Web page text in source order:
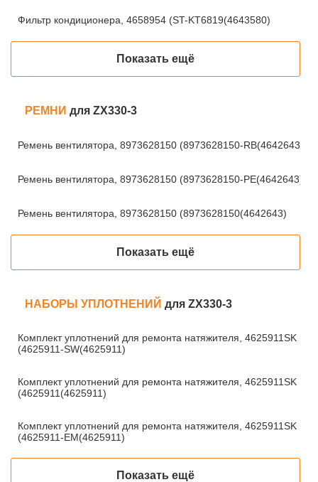
Фильтр кондиционера, 4658954 (ST-KT6819(4643580)
Показать ещё
РЕМНИ для ZX330-3
Ремень вентилятора, 8973628150 (8973628150-RB(4642643)
Ремень вентилятора, 8973628150 (8973628150-PE(4642643)
Ремень вентилятора, 8973628150 (8973628150(4642643)
Показать ещё
НАБОРЫ УПЛОТНЕНИЙ для ZX330-3
Комплект уплотнений для ремонта натяжителя, 4625911SK
(4625911-SW(4625911)
Комплект уплотнений для ремонта натяжителя, 4625911SK
(4625911(4625911)
Комплект уплотнений для ремонта натяжителя, 4625911SK
(4625911-EM(4625911)
Показать ещё